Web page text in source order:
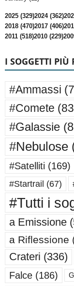
2025 (329)2024 (362)
2018 (470)2017 (406)
2011 (518)2010 (229)
I SOGGETTI PIÙ
#Ammassi
#Comete
#Galassie
#Nebulose
#Satelliti (169)
#Startrail (67)
#Tutti i
a Emissione
a Riflessione
Crateri (336)
Falce (186)